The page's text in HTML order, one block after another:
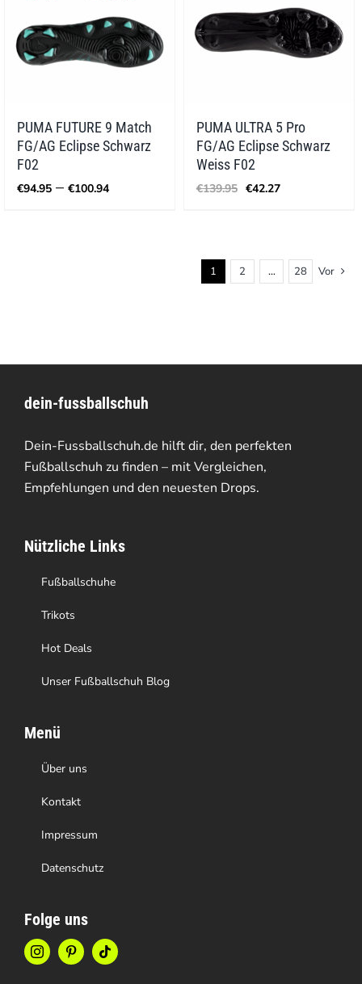
PUMA FUTURE 9 Match
FG/AG Eclipse Schwarz
F02
€94.95 – €100.94Preisspanne:
PUMA ULTRA 5 Pro
FG/AG Eclipse Schwarz
Weiss F02
€139.95 Ursprünglicher
€42.27Aktueller
1 2 … 28 Vor
dein-fussballschuh
Dein-Fussballschuh.de hilft dir, den perfekten
Fußballschuh zu finden – mit Vergleichen,
Empfehlungen und den neuesten Drops.
Nützliche Links
Fußballschuhe
Trikots
Hot Deals
Unser Fußballschuh Blog
Menü
Über uns
Kontakt
Impressum
Datenschutz
Folge uns